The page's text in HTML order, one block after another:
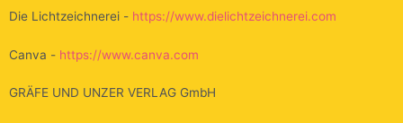
Die Lichtzeichnerei - https://www.dielichtzeichnerei.com
Canva - https://www.canva.com
GRÄFE UND UNZER VERLAG GmbH